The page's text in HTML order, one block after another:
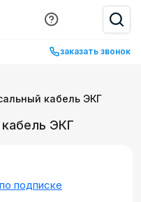
заказать звонок
кабель ЭКГ
ЭКГ
подписке